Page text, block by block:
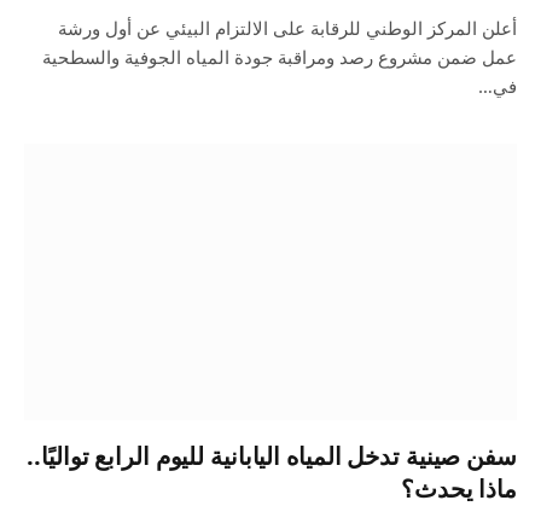
أعلن المركز الوطني للرقابة على الالتزام البيئي عن أول ورشة
عمل ضمن مشروع رصد ومراقبة جودة المياه الجوفية والسطحية
في…
سفن صينية تدخل المياه اليابانية لليوم الرابع تواليًا..
ماذا يحدث؟